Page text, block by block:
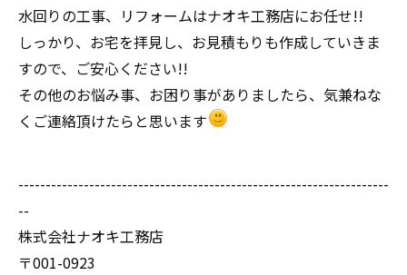
水回りの工事、リフォームはナオキ工務店にお任せ!!
しっかり、お宅を拝見し、お見積もりも作成していきま
すので、ご安心ください!!
その他のお悩み事、お困り事がありましたら、気兼ねな
くご連絡頂けたらと思います
--------------------------------------------------------------------
--
株式会社ナオキ工務店
〒001-0923